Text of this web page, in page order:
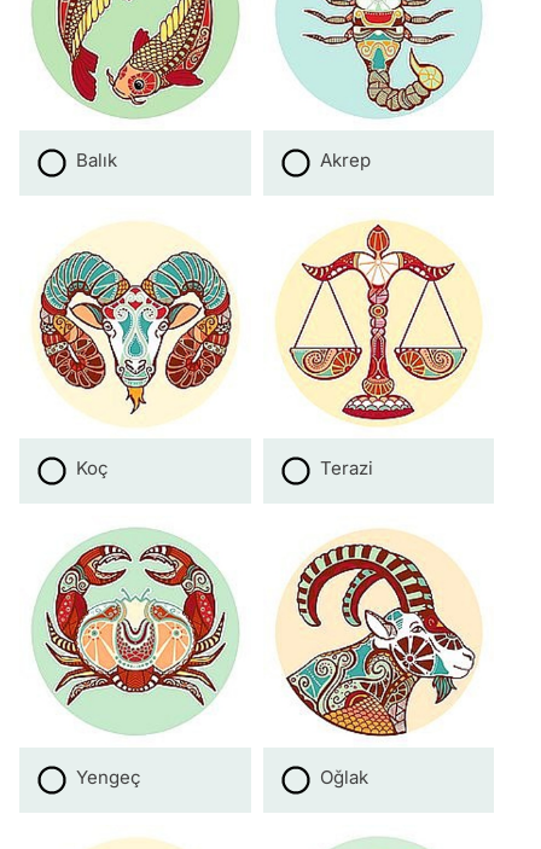
Balık Akrep
Koç Terazi
Yengeç Oğlak